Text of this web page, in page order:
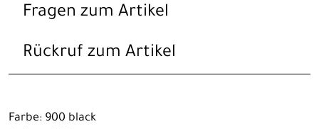
Fragen zum Artikel
Rückruf zum Artikel
Farbe: 900 black